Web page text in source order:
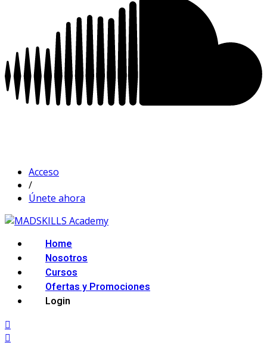
Acceso
/
Únete ahora
Home
Nosotros
Cursos
Ofertas y Promociones
Login